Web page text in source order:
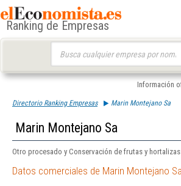
Ranking de Empresas
Información
Directorio Ranking Empresas Marin Montejano Sa
Marin Montejano Sa
Otro procesado y Conservación de frutas y
Datos comerciales de Marin Montejano